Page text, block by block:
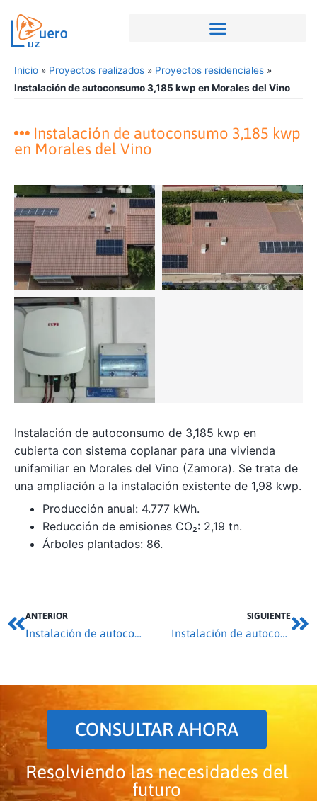
Inicio » Proyectos realizados » Proyectos residenciales »
Instalación de autoconsumo 3,185 kwp en Morales del Vino
Instalación de autoconsumo 3,185 kwp
en Morales del Vino
Instalación de autoconsumo de 3,185 kwp en
cubierta con sistema coplanar para una vivienda
unifamiliar en Morales del Vino (Zamora). Se trata de
una ampliación a la instalación existente de 1,98 kwp.
Producción anual: 4.777 kWh.
Reducción de emisiones CO₂: 2,19 tn.
Árboles plantados: 86.
ANTERIOR SIGUIENTE
CONSULTAR AHORA
Resolviendo las necesidades del
futuro